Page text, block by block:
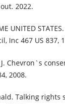
2022.
UNITED
Inc 467 US 837,
J. Chevron`s
2008.
Talking